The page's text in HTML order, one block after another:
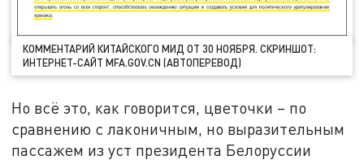
КОММЕНТАРИЙ КИТАЙСКОГО МИД ОТ 30 НОЯБРЯ. СКРИНШОТ:
ИНТЕРНЕТ-САЙТ MFA.GOV.CN (АВТОПЕРЕВОД)
Но всё это, как говорится, цветочки – по
сравнению с лаконичным, но выразительным
пассажем из уст президента Белоруссии